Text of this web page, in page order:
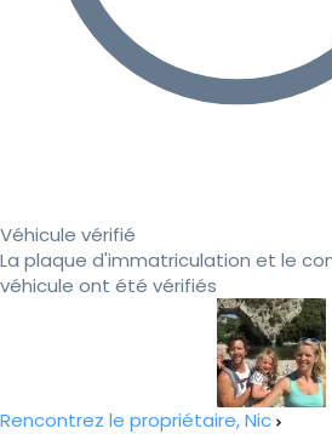
Véhicule vérifié
La plaque d'immatriculation et le
véhicule ont été vérifiés
Rencontrez le propriétaire, Nic